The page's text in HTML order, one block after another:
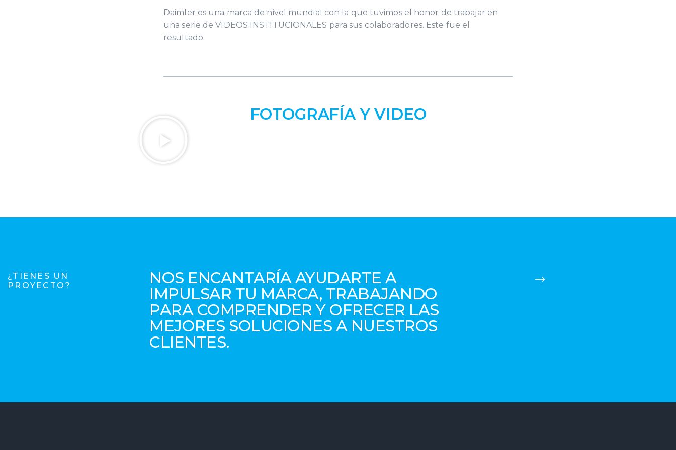
Daimler es una marca de nivel mundial con la que tuvimos el honor de trabajar en
una serie de VIDEOS INSTITUCIONALES para sus colaboradores. Este fue el
resultado.
FOTOGRAFÍA Y VIDEO
¿TIENES UN
PROYECTO?
NOS ENCANTARÍA AYUDARTE A
IMPULSAR TU MARCA, TRABAJANDO
PARA COMPRENDER Y OFRECER LAS
MEJORES SOLUCIONES A NUESTROS
CLIENTES.